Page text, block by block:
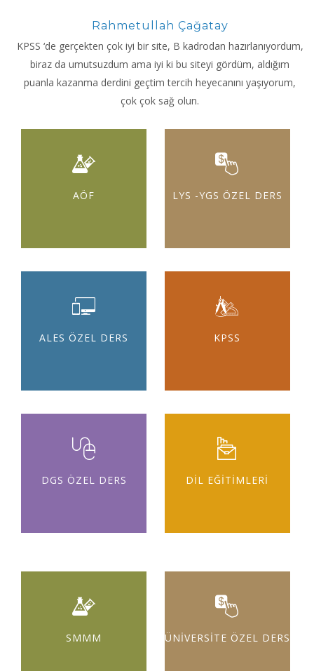
Rahmetullah Çağatay
KPSS ‘de gerçekten çok iyi bir site, B kadrodan hazırlanıyordum,
biraz da umutsuzdum ama iyi ki bu siteyi gördüm, aldığım
puanla kazanma derdini geçtim tercih heyecanını yaşıyorum,
çok çok sağ olun.
AÖF LYS -YGS ÖZEL DERS
ALES ÖZEL DERS KPSS
DGS ÖZEL DERS DİL EĞİTİMLERİ
SMMM ÜNİVERSİTE ÖZEL DERS